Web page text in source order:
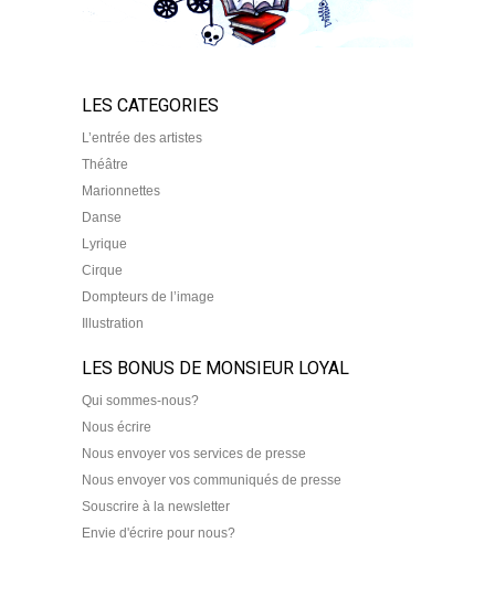
LES CATEGORIES
L’entrée des artistes
Théâtre
Marionnettes
Danse
Lyrique
Cirque
Dompteurs de l’image
Illustration
LES BONUS DE MONSIEUR LOYAL
Qui sommes-nous?
Nous écrire
Nous envoyer vos services de presse
Nous envoyer vos communiqués de presse
Souscrire à la newsletter
Envie d'écrire pour nous?